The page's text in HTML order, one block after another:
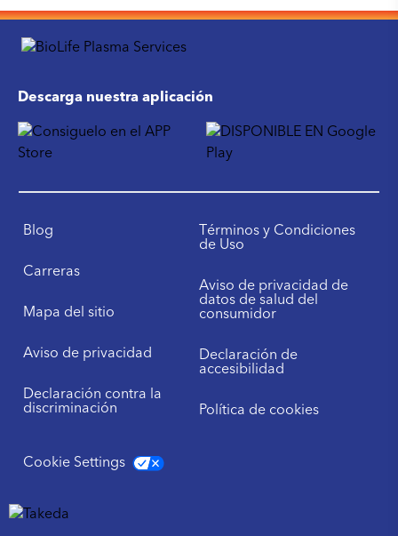
Descarga nuestra aplicación
Blog
Carreras
Mapa del sitio
Aviso de privacidad
Declaración contra la
discriminación
Términos y Condiciones
de Uso
Aviso de privacidad de
datos de salud del
consumidor
Declaración de
accesibilidad
Política de cookies
Cookie Settings